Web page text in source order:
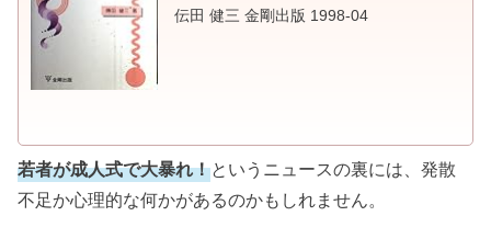
伝田 健三 金剛出版 1998-04
若者が成人式で大暴れ！というニュースの裏には、発散
不足か心理的な何かがあるのかもしれません。